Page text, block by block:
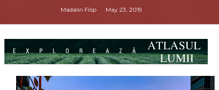
Madalin Filip May 23, 2019